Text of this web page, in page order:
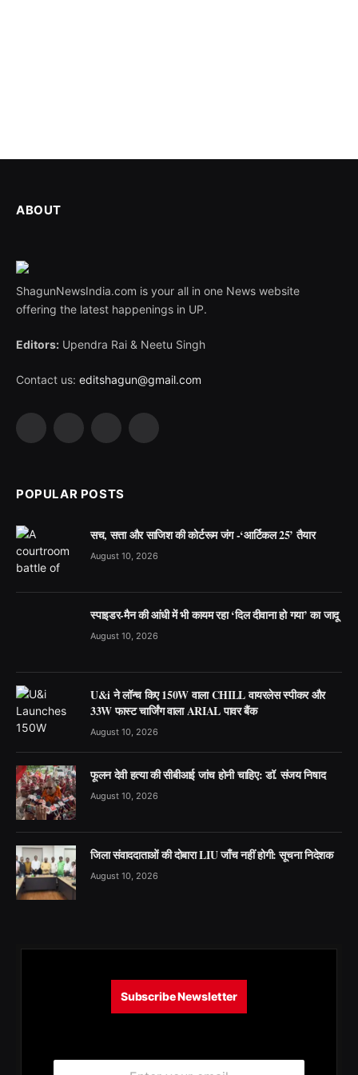
ABOUT
ShagunNewsIndia.com is your all in one News website
offering the latest happenings in UP.
Editors: Upendra Rai & Neetu Singh
Contact us: editshagun@gmail.com
Facebook LinkedIn WhatsApp
POPULAR POSTS
सच, सत्ता और साजिश की कोर्टरूम जंग -‘आर्टिकल 25’ तैयार
August 10, 2026
स्पाइडर-मैन की आंधी में भी कायम रहा ‘दिल दीवाना हो गया’ का जादू
August 10, 2026
U&i ने लॉन्च किए 150W वाला CHILL वायरलेस स्पीकर और
33W फास्ट चार्जिंग वाला ARIAL पावर बैंक
August 10, 2026
फूलन देवी हत्या की सीबीआई जांच होनी चाहिए: डॉ. संजय निषाद
August 10, 2026
जिला संवाददाताओं की दोबारा LIU जाँच नहीं होगी: सूचना निदेशक
August 10, 2026
Subscribe Newsletter
E